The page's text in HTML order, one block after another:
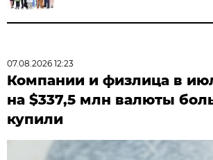
07.08.2026 12:23
Компании и физлица в
на $337,5 млн валюты
купили